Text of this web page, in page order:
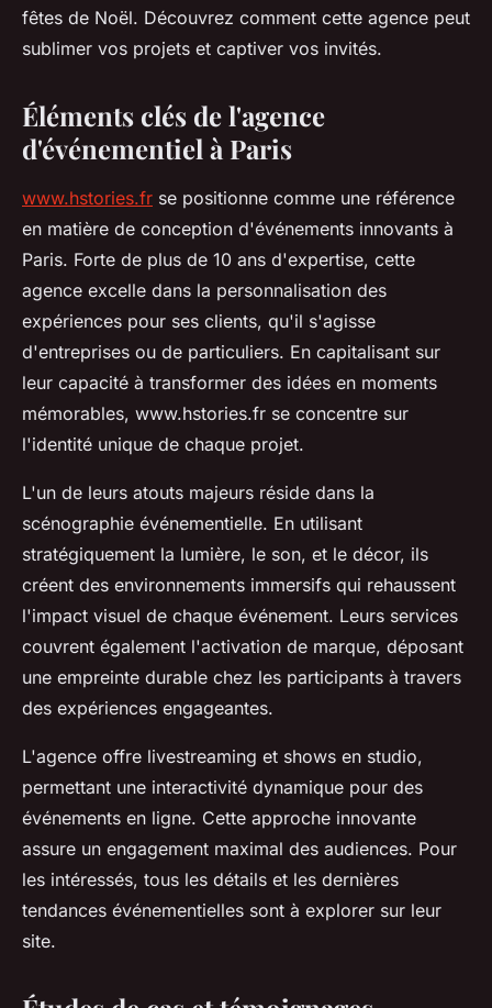
fêtes de Noël. Découvrez comment cette agence peut
sublimer vos projets et captiver vos invités.
Éléments clés de l'agence
d'événementiel à Paris
www.hstories.fr se positionne comme une référence
en matière de conception d'événements innovants à
Paris. Forte de plus de 10 ans d'expertise, cette
agence excelle dans la personnalisation des
expériences pour ses clients, qu'il s'agisse
d'entreprises ou de particuliers. En capitalisant sur
leur capacité à transformer des idées en moments
mémorables, www.hstories.fr se concentre sur
l'identité unique de chaque projet.
L'un de leurs atouts majeurs réside dans la
scénographie événementielle. En utilisant
stratégiquement la lumière, le son, et le décor, ils
créent des environnements immersifs qui rehaussent
l'impact visuel de chaque événement. Leurs services
couvrent également l'activation de marque, déposant
une empreinte durable chez les participants à travers
des expériences engageantes.
L'agence offre livestreaming et shows en studio,
permettant une interactivité dynamique pour des
événements en ligne. Cette approche innovante
assure un engagement maximal des audiences. Pour
les intéressés, tous les détails et les dernières
tendances événementielles sont à explorer sur leur
site.